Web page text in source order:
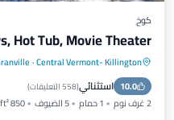
كوخ
Hot Tub, Movie Theater
Central Vermont- Killington
·
10.0 استثنائي(558 التعليقات )
2 غرف نوم 1 حمام 5 الضيوف
850 ft²
حوض استحمام ساخن
إطلالة على المحيط